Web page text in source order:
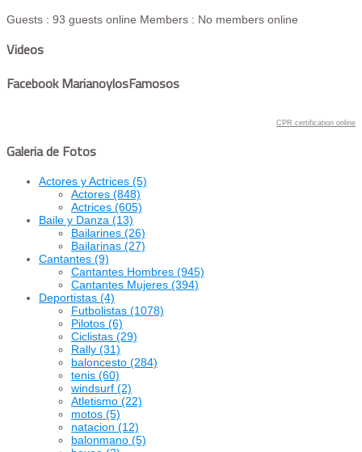
Guests : 93 guests online Members : No members online
Videos
Facebook MarianoylosFamosos
CPR certification online
Galeria de Fotos
Actores y Actrices (5)
Actores (848)
Actrices (605)
Baile y Danza (13)
Bailarines (26)
Bailarinas (27)
Cantantes (9)
Cantantes Hombres (945)
Cantantes Mujeres (394)
Deportistas (4)
Futbolistas (1078)
Pilotos (6)
Ciclistas (29)
Rally (31)
baloncesto (284)
tenis (60)
windsurf (2)
Atletismo (22)
motos (5)
natacion (12)
balonmano (5)